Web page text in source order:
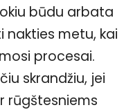
būdu arbata
metu, kai
procesai.
skrandžiu, jei
rūgštesniems